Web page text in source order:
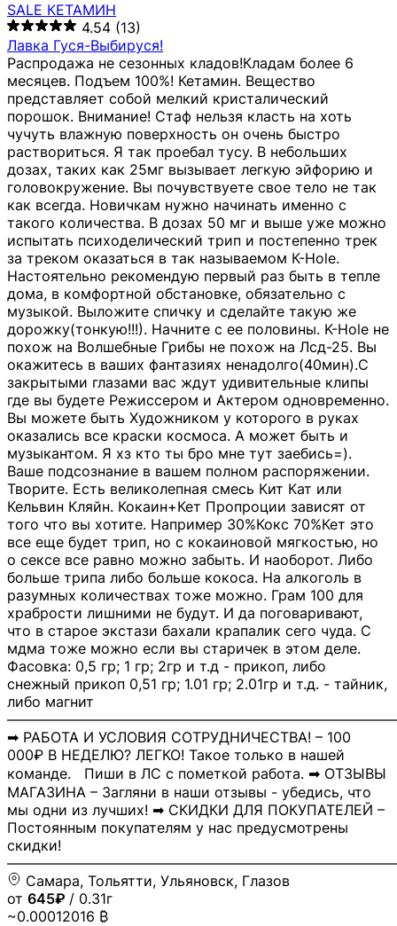
SALE КЕТАМИН
4.54 (13)
Лавка Гуся-Выбируся!
Распродажа не сезонных кладов!Кладам более 6
месяцев. Подъем 100%! Кетамин. Вещество
представляет собой мелкий кристалический
порошок. Внимание! Стаф нельзя класть на хоть
чучуть влажную поверхность он очень быстро
раствориться. Я так проебал тусу. В небольших
дозах, таких как 25мг вызывает легкую эйфорию и
головокружение. Вы почувствуете свое тело не так
как всегда. Новичкам нужно начинать именно с
такого количества. В дозах 50 мг и выше уже можно
испытать психоделический трип и постепенно трек
за треком оказаться в так называемом К-Hole.
Настоятельно рекомендую первый раз быть в тепле
дома, в комфортной обстановке, обязательно с
музыкой. Выложите спичку и сделайте такую же
дорожку(тонкую!!!). Начните с ее половины. K-Hole не
похож на Волшебные Грибы не похож на Лсд-25. Вы
окажитесь в ваших фантазиях ненадолго(40мин).С
закрытыми глазами вас ждут удивительные клипы
где вы будете Режиссером и Актером одновременно.
Вы можете быть Художником у которого в руках
оказались все краски космоса. А может быть и
музыкантом. Я хз кто ты бро мне тут заебись=).
Ваше подсознание в вашем полном распоряжении.
Творите. Есть великолепная смесь Кит Кат или
Кельвин Кляйн. Кокаин+Кет Пропроции зависят от
того что вы хотите. Например 30%Кокс 70%Кет это
все еще будет трип, но с кокаиновой мягкостью, но
о сексе все равно можно забыть. И наоборот. Либо
больше трипа либо больше кокоса. На алкоголь в
разумных количествах тоже можно. Грам 100 для
храбрости лишними не будут. И да поговаривают,
что в старое экстази бахали крапалик сего чуда. С
мдма тоже можно если вы старичек в этом деле.
Фасовка: 0,5 гр; 1 гр; 2гр и т.д - прикоп, либо
снежный прикоп 0,51 гр; 1.01 гр; 2.01гр и т.д. - тайник,
либо магнит
➡ РАБОТА И УСЛОВИЯ СОТРУДНИЧЕСТВА! – 100
000₽ В НЕДЕЛЮ? ЛЕГКО! Такое только в нашей
команде. Пиши в ЛС с пометкой работа. ➡ ОТЗЫВЫ
МАГАЗИНА – Загляни в наши отзывы - убедись, что
мы одни из лучших! ➡ СКИДКИ ДЛЯ ПОКУПАТЕЛЕЙ –
Постоянным покупателям у нас предусмотрены
скидки!
Самара, Тольятти, Ульяновск, Глазов
от 645₽ / 0.31г
~0.00012016 ₿